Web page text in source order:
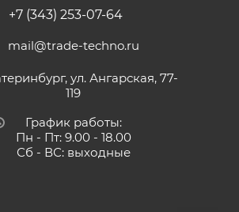
+7 (343) 253-07-64
mail@trade-techno.ru
ул. Ангарская, 77-
119
График работы:
Пн - Пт: 9.00 - 18.00
Сб - ВС: выходные